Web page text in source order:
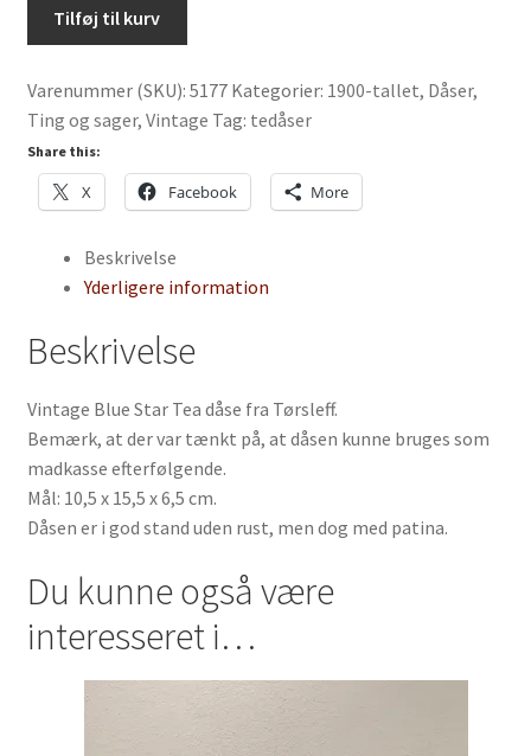
Tea
dåse
antal
Tilføj til kurv
Varenummer (SKU): 5177 Kategorier: 1900-tallet, Dåser,
Ting og sager, Vintage Tag: tedåser
Share this:
X Facebook More
Beskrivelse
Yderligere information
Beskrivelse
Vintage Blue Star Tea dåse fra Tørsleff.
Bemærk, at der var tænkt på, at dåsen kunne bruges som
madkasse efterfølgende.
Mål: 10,5 x 15,5 x 6,5 cm.
Dåsen er i god stand uden rust, men dog med patina.
Du kunne også være
interesseret i…